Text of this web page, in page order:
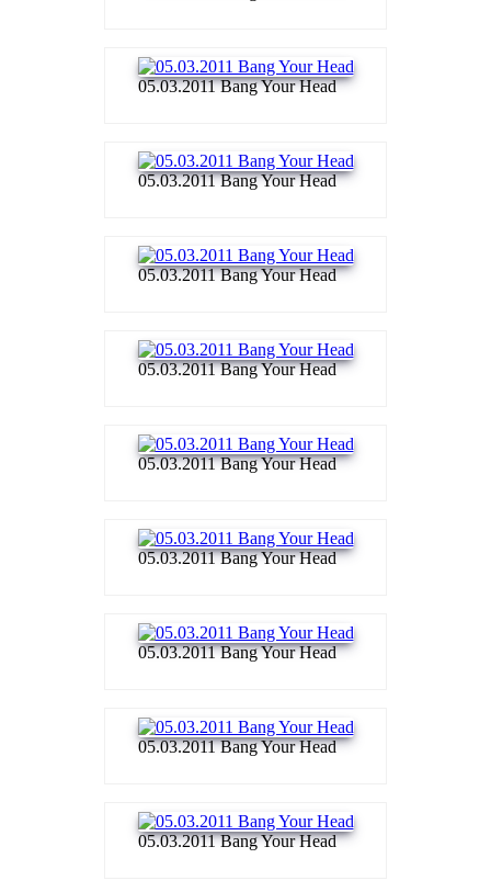
05.03.2011 Bang Your Head
05.03.2011 Bang Your Head
05.03.2011 Bang Your Head
05.03.2011 Bang Your Head
05.03.2011 Bang Your Head
05.03.2011 Bang Your Head
05.03.2011 Bang Your Head
05.03.2011 Bang Your Head
05.03.2011 Bang Your Head